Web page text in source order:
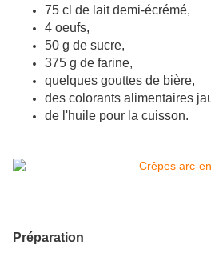
75 cl de lait demi-écrémé,
4 oeufs,
50 g de sucre,
375 g de farine,
quelques gouttes de bière,
des colorants alimentaires
de l'huile pour la cuisson.
Préparation